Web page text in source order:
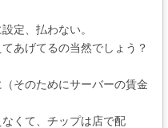
定、払わない。
あげてるの当然でしょう？
そのためにサーバーの賃金
くて、チップは店で配